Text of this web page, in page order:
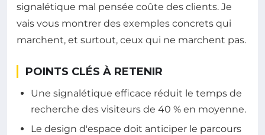
signalétique mal pensée coûte des clients. Je
vais vous montrer des exemples concrets qui
marchent, et surtout, ceux qui ne marchent pas.
POINTS CLÉS À RETENIR
Une signalétique efficace réduit le temps de
recherche des visiteurs de 40 % en moyenne.
Le design d'espace doit anticiper le parcours